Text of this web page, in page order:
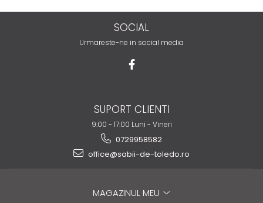
SOCIAL
Urmareste-ne in social media
SUPORT CLIENTI
9:00 - 17:00 Luni - Vineri
0729958582
office@sabii-de-toledo.ro
MAGAZINUL MEU